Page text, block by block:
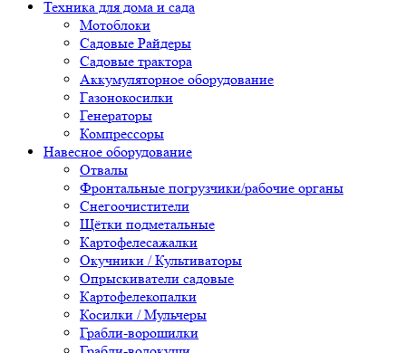
Техника для дома и сада
Мотоблоки
Садовые Райдеры
Садовые трактора
Аккумуляторное оборудование
Газонокосилки
Генераторы
Компрессоры
Навесное оборудование
Отвалы
Фронтальные погрузчики/рабочие органы
Снегоочистители
Щётки подметальные
Картофелесажалки
Окучники / Культиваторы
Опрыскиватели садовые
Картофелекопалки
Косилки / Мульчеры
Грабли-ворошилки